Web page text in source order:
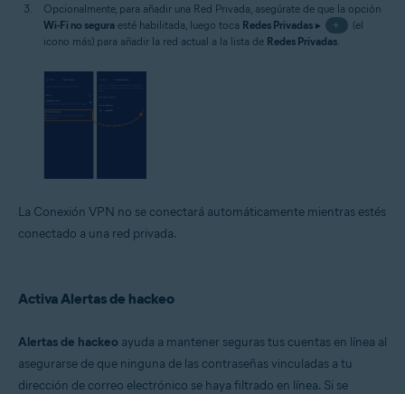
Opcionalmente, para añadir una Red Privada, asegúrate de que la opción
Wi-Fi no segura esté habilitada, luego toca Redes Privadas ▸ +
(el
icono más) para añadir la red actual a la lista de Redes Privadas
La Conexión VPN no se conectará automáticamente mientras estés
conectado a una red privada.
Activa Alertas de hackeo
Alertas de hackeo ayuda a mantener seguras tus cuentas en línea al
asegurarse de que ninguna de las contraseñas vinculadas a tu
dirección de correo electrónico se haya filtrado en línea. Si se